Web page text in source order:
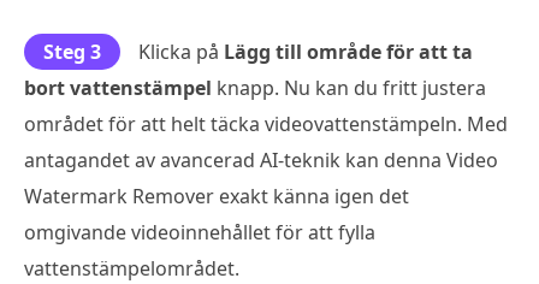
Steg 3 Klicka på Lägg till område för att ta
bort vattenstämpel knapp. Nu kan du fritt justera
området för att helt täcka videovattenstämpeln. Med
antagandet av avancerad AI-teknik kan denna Video
Watermark Remover exakt känna igen det
omgivande videoinnehållet för att fylla
vattenstämpelområdet.